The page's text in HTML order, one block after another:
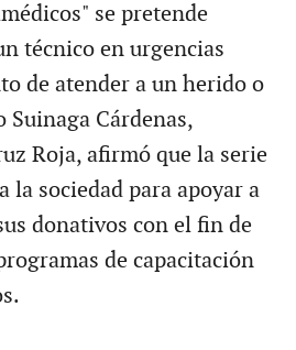
se pretende
técnico en urgencias
de atender a un herido o
Cárdenas,
Roja, afirmó que la serie
la sociedad para apoyar a
donativos con el fin de
de capacitación